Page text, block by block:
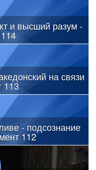
и высший разум -
на связи
113
- подсознание
112